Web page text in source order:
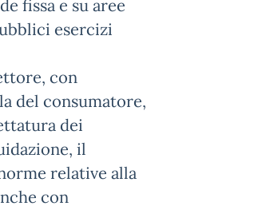
fissa e su aree
esercizi
con
del consumatore,
dei
il
relative alla
con